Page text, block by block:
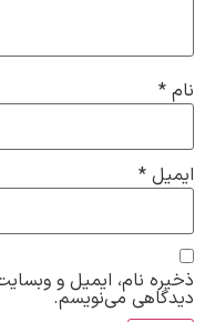
نام *
ایمیل *
ذخیره نام، ایمیل و
دیدگاهی می‌نویسم.